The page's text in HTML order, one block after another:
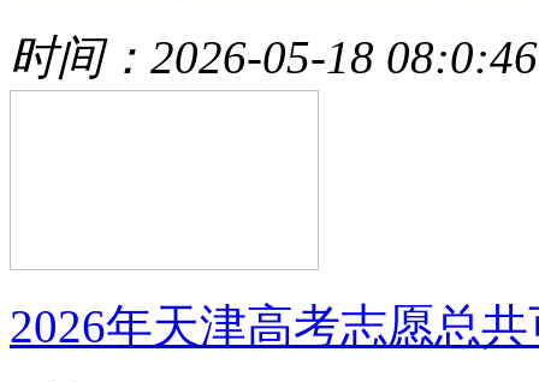
时间：2026-05-18 08:0:46
2026年天津高考志愿总